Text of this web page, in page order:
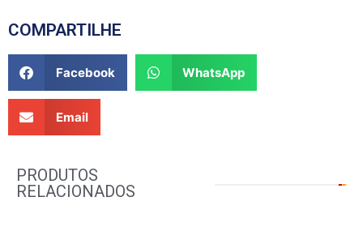
COMPARTILHE
Facebook WhatsApp
Email
PRODUTOS
RELACIONADOS